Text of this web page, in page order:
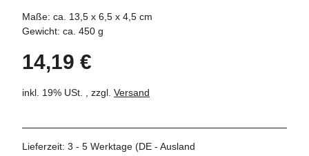
Maße: ca. 13,5 x 6,5 x 4,5 cm
Gewicht: ca. 450 g
14,19 €
inkl. 19% USt. , zzgl. Versand
Lieferzeit: 3 - 5 Werktage (DE - Ausland